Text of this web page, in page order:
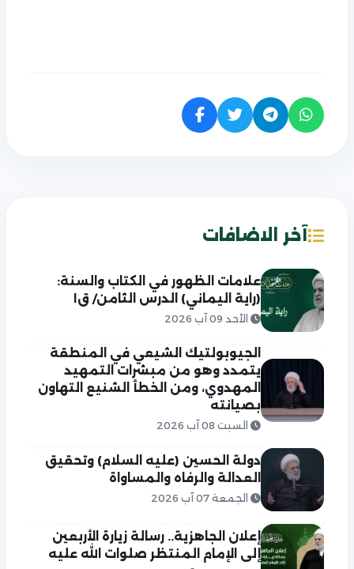
آخر الاضافات
علامات الظهور في الكتاب والسنة:
(راية اليماني) الدرس الثامن/ ق١
الأحد 09 آب 2026
الجيوبولتيك الشيعي في المنطقة
يتمدد وهو من مبشرات التمهيد
المهدوي، ومن الخطأ الشنيع التهاون
بصيانته
السبت 08 آب 2026
دولة الحسين (عليه السلام) وتحقيق
العدالة والرفاه والمساواة
الجمعة 07 آب 2026
إعلان الجاهزية.. رسالة زيارة الأربعين
إلى الإمام المنتظر صلوات الله عليه